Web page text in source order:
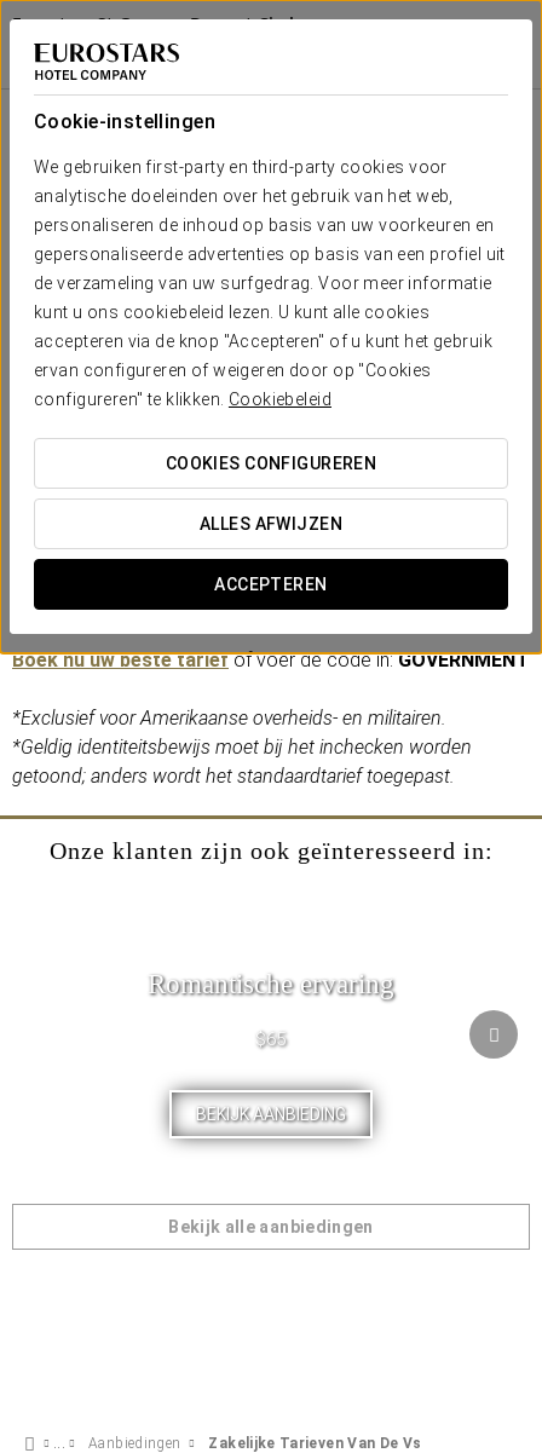
Cookie-instellingen
We gebruiken first-party en third-party cookies voor
analytische doeleinden over het gebruik van het web,
personaliseren de inhoud op basis van uw voorkeuren en
gepersonaliseerde advertenties op basis van een profiel uit
de verzameling van uw surfgedrag. Voor meer informatie
kunt u ons cookiebeleid lezen. U kunt alle cookies
accepteren via de knop "Accepteren" of u kunt het gebruik
ervan configureren of weigeren door op "Cookies
configureren" te klikken. Cookiebeleid
COOKIES CONFIGUREREN
ALLES AFWIJZEN
ACCEPTEREN
Eurostars St Gregory Dupont Circle
Georgetown
WASHINGTON D.C.
Zakelijke Tarieven Van De Vs
Zakelijke tarieven van de VS
overheidsmedewerkers.
Bij Eurostars St. Gregory Dupont Circle Georgetown bieden
we unieke tarieven voor Amerikaanse
overheidsmedewerkers en militairen, zodat u van dezelfde
ervaring kunt genieten voor een betere prijs.
Boek nu uw beste tariefof voer de code in:GOVERNMENT
*Exclusief voor Amerikaanse overheids- en militairen.
*Geldig identiteitsbewijs moet bij het inchecken worden
getoond; anders wordt het standaardtarief toegepast.
Onze klanten zijn ook geïnteresseerd in:
Romantische ervaring
$65
BEKIJK AANBIEDING
Bekijk alle aanbiedingen
Aanbiedingen Zakelijke Tarieven Van De Vs